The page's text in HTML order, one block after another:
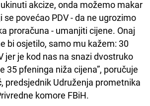
akcize, onda možemo makar
se povećao PDV - da ne ugrozimo
proračuna - umanjiti cijene. Onaj
bi osjetilo, samo mu kažem: 30
jer je kod nas na snazi dvostruko
35 pfeninga niža cijena”, poručuje
, predsjednik Udruženja prometnika
komore FBiH.